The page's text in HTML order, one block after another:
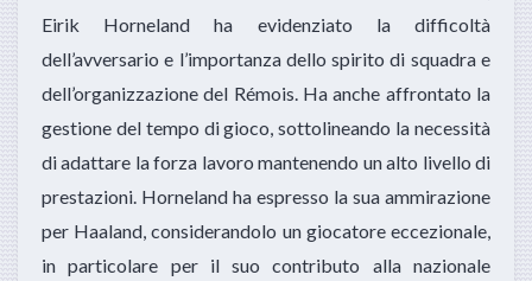
Eirik Horneland ha evidenziato la difficoltà
dell’avversario e l’importanza dello spirito di squadra e
dell’organizzazione del Rémois. Ha anche affrontato la
gestione del tempo di gioco, sottolineando la necessità
di adattare la forza lavoro mantenendo un alto livello di
prestazioni. Horneland ha espresso la sua ammirazione
per Haaland, considerandolo un giocatore eccezionale,
in particolare per il suo contributo alla nazionale